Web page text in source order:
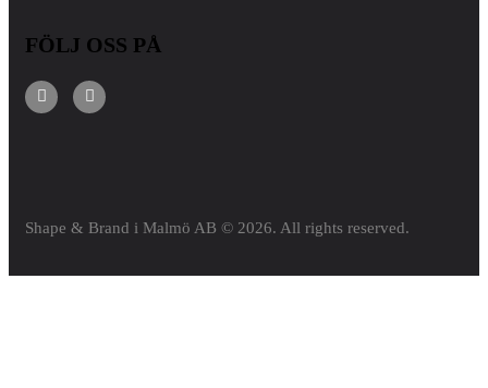
FÖLJ OSS PÅ
Shape & Brand i Malmö AB © 2026. All rights reserved.